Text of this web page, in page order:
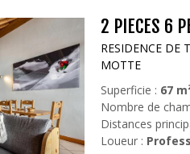
2 PIECES 6
RESIDENCE DE
MOTTE
Superficie : 67
Nombre de
Distances
Loueur :